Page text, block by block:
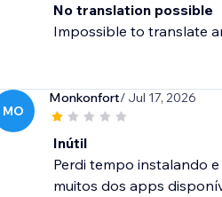
No translation possible
Impossible to translate
MO
Monkonfort/ Jul 17, 2026
Inútil
Perdi tempo instalando
muitos dos apps